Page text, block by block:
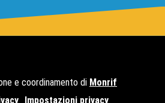
e coordinamento di Monrif
Impostazioni privacy